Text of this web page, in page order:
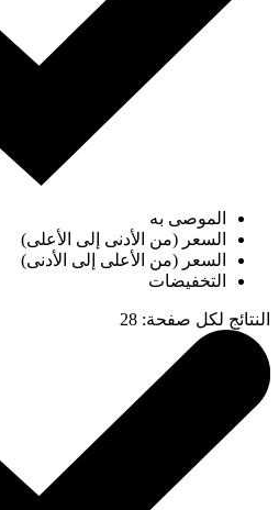
الموصى به
السعر (من الأدنى إلى الأعلى)
السعر (من الأعلى إلى الأدنى)
التخفيضات
النتائج لكل صفحة:
28